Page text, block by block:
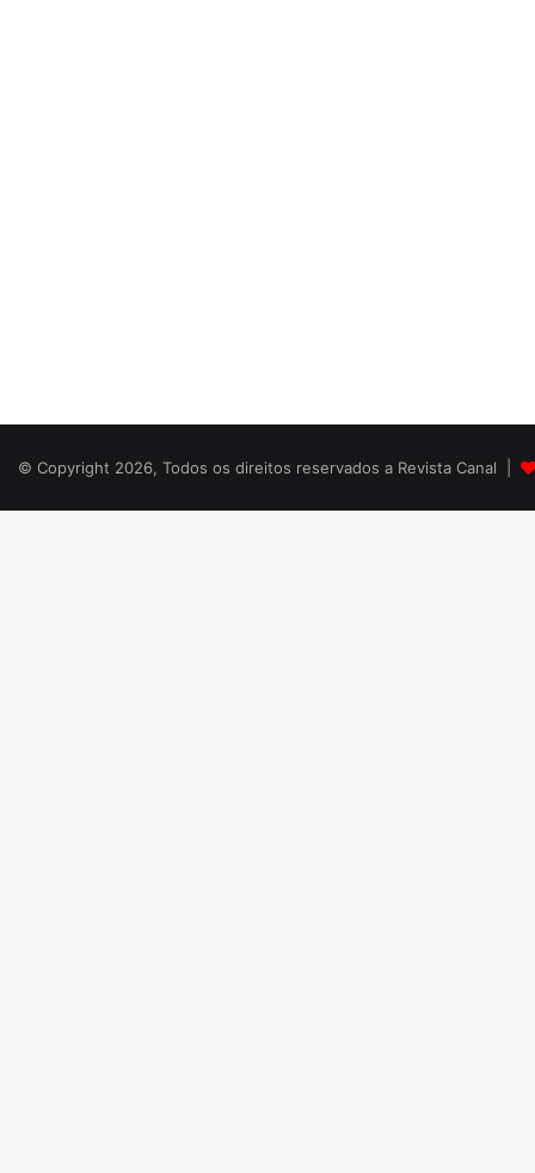
© Copyright 2026, Todos os direitos reservados a Revista Canal |